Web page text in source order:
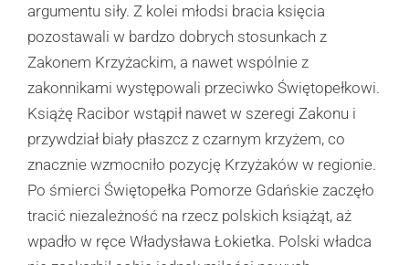
argumentu siły. Z kolei młodsi bracia księcia
pozostawali w bardzo dobrych stosunkach z
Zakonem Krzyżackim, a nawet wspólnie z
zakonnikami występowali przeciwko Świętopełkowi.
Książę Racibor wstąpił nawet w szeregi Zakonu i
przywdział biały płaszcz z czarnym krzyżem, co
znacznie wzmocniło pozycję Krzyżaków w regionie.
Po śmierci Świętopełka Pomorze Gdańskie zaczęło
tracić niezależność na rzecz polskich książąt, aż
wpadło w ręce Władysława Łokietka. Polski władca